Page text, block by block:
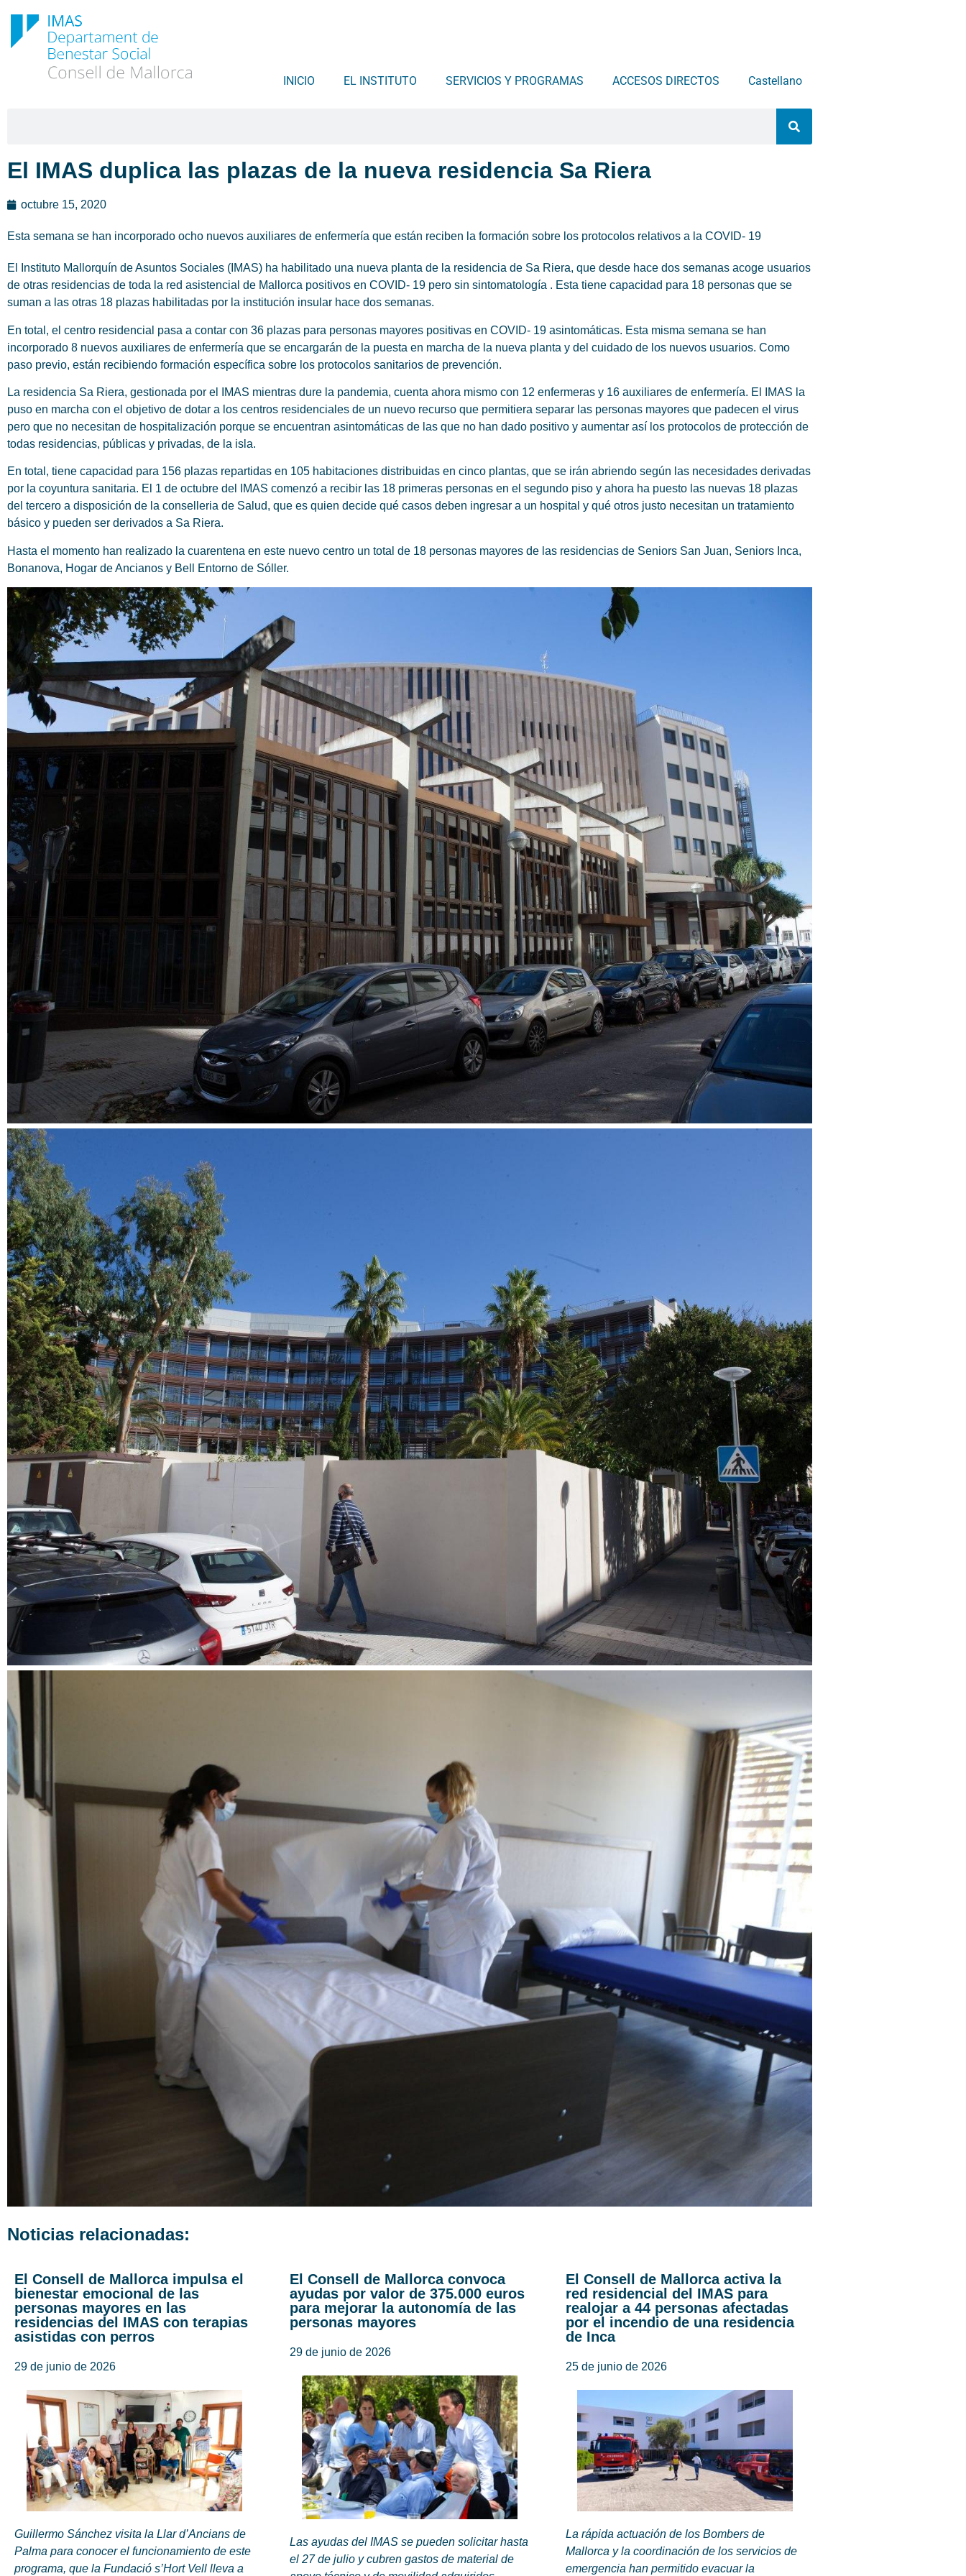
INICIO EL INSTITUTO SERVICIOS Y PROGRAMAS ACCESOS DIRECTOS Castellano
El IMAS duplica las plazas de la nueva residencia Sa Riera
octubre 15, 2020
Esta semana se han incorporado ocho nuevos auxiliares de enfermería que están reciben la formación sobre los protocolos relativos a la COVID- 19
El Instituto Mallorquín de Asuntos Sociales (IMAS) ha habilitado una nueva planta de la residencia de Sa Riera, que desde hace dos semanas acoge usuarios
de otras residencias de toda la red asistencial de Mallorca positivos en COVID- 19 pero sin sintomatología . Esta tiene capacidad para 18 personas que se
suman a las otras 18 plazas habilitadas por la institución insular hace dos semanas.
En total, el centro residencial pasa a contar con 36 plazas para personas mayores positivas en COVID- 19 asintomáticas. Esta misma semana se han
incorporado 8 nuevos auxiliares de enfermería que se encargarán de la puesta en marcha de la nueva planta y del cuidado de los nuevos usuarios. Como
paso previo, están recibiendo formación específica sobre los protocolos sanitarios de prevención.
La residencia Sa Riera, gestionada por el IMAS mientras dure la pandemia, cuenta ahora mismo con 12 enfermeras y 16 auxiliares de enfermería. El IMAS la
puso en marcha con el objetivo de dotar a los centros residenciales de un nuevo recurso que permitiera separar las personas mayores que padecen el virus
pero que no necesitan de hospitalización porque se encuentran asintomáticas de las que no han dado positivo y aumentar así los protocolos de protección de
todas residencias, públicas y privadas, de la isla.
En total, tiene capacidad para 156 plazas repartidas en 105 habitaciones distribuidas en cinco plantas, que se irán abriendo según las necesidades derivadas
por la coyuntura sanitaria. El 1 de octubre del IMAS comenzó a recibir las 18 primeras personas en el segundo piso y ahora ha puesto las nuevas 18 plazas
del tercero a disposición de la conselleria de Salud, que es quien decide qué casos deben ingresar a un hospital y qué otros justo necesitan un tratamiento
básico y pueden ser derivados a Sa Riera.
Hasta el momento han realizado la cuarentena en este nuevo centro un total de 18 personas mayores de las residencias de Seniors San Juan, Seniors Inca,
Bonanova, Hogar de Ancianos y Bell Entorno de Sóller.
Noticias relacionadas:
El Consell de Mallorca impulsa el
bienestar emocional de las
personas mayores en las
residencias del IMAS con terapias
asistidas con perros
29 de junio de 2026
Guillermo Sánchez visita la Llar d’Ancians de
Palma para conocer el funcionamiento de este
programa, que la Fundació s’Hort Vell lleva a
El Consell de Mallorca convoca
ayudas por valor de 375.000 euros
para mejorar la autonomía de las
personas mayores
29 de junio de 2026
Las ayudas del IMAS se pueden solicitar hasta
el 27 de julio y cubren gastos de material de
El Consell de Mallorca activa la
red residencial del IMAS para
realojar a 44 personas afectadas
por el incendio de una residencia
de Inca
25 de junio de 2026
La rápida actuación de los Bombers de
Mallorca y la coordinación de los servicios de
emergencia han permitido evacuar la